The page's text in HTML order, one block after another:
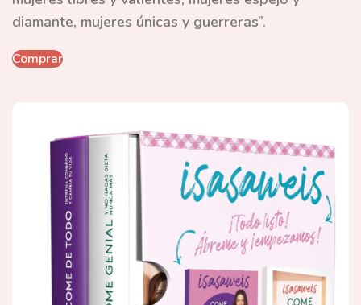
diamante, mujeres únicas y guerreras”.
Comprar